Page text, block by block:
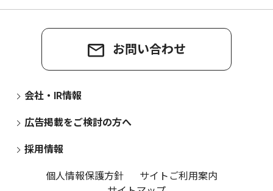
お問い合わせ
会社・IR情報
広告掲載をご検討の方へ
採用情報
個人情報保護方針
サイトご利用案内